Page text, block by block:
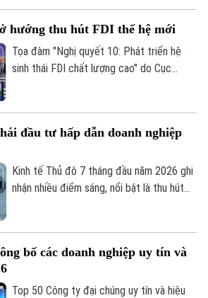
Mall Hà Đông.
hướng thu hút FDI thế hệ mới
Tọa đàm "Nghị quyết 10: Phát triển hệ
sinh thái FDI chất lượng cao" do Cục
tiên thu hút vốn sang phát triển khu vực
hướng chất lượng, hiệu quả và có sức lan
tỏa, qua đó biến nguồn lực bên ngoài
đầu tư hấp dẫn doanh nghiệp
Kinh tế Thủ đô 7 tháng đầu năm 2026 ghi
nhận nhiều điểm sáng, nổi bật là thu hút
tiên công nghệ cao, đổi mới sáng tạo,
dụng nhiều đất và lao động.
bố các doanh nghiệp uy tín và
Top 50 Công ty đại chúng uy tín và hiệu